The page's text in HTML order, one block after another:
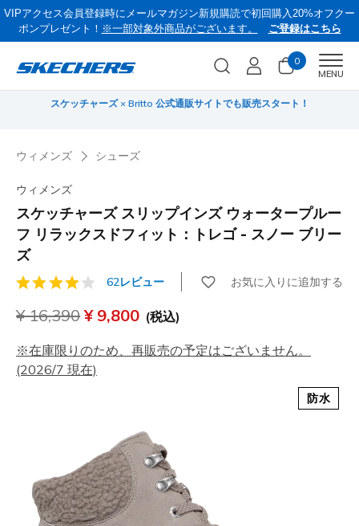
VIPアクセス会員登録時にメールマガジン新規購読で初回購入20%オフクー
ポンプレゼント！ ※一部対象外商品がございます。 ご登録はこちら
0
MENU
スケッチャーズ × Britto 公式通販サイトでも販売スタート！
ウィメンズ シューズ
ウィメンズ
スケッチャーズ スリップインズ ウォータープルー
フ リラックスドフィット：トレゴ - スノー ブリー
ズ
顧客評価5/5件 62レビュー お気に入りに追加する
からの値引き
¥ 16,390から
¥ 9,800 (税込)
※在庫限りのため、再販売の予定はございません。
(2026/7 現在)
防水